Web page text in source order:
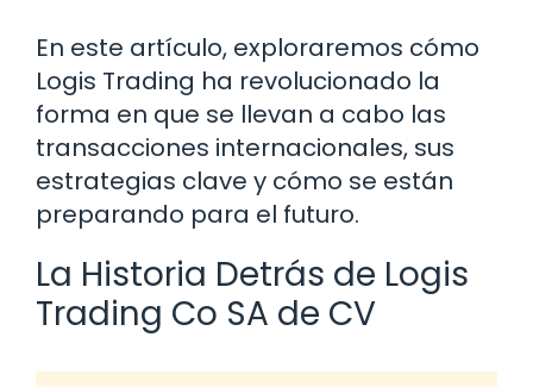
En este artículo, exploraremos cómo
Logis Trading ha revolucionado la
forma en que se llevan a cabo las
transacciones internacionales, sus
estrategias clave y cómo se están
preparando para el futuro.
La Historia Detrás de Logis
Trading Co SA de CV